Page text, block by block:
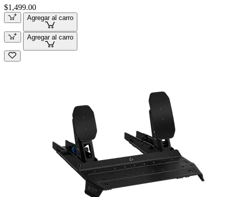
$1,499.00
Agregar al carro
Agregar al carro